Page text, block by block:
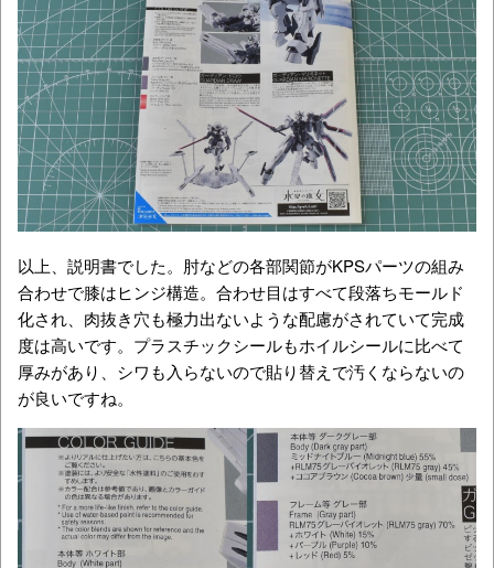
以上、説明書でした。肘などの各部関節がKPSパーツの組み
合わせで膝はヒンジ構造。合わせ目はすべて段落ちモールド
化され、肉抜き穴も極力出ないような配慮がされていて完成
度は高いです。プラスチックシールもホイルシールに比べて
厚みがあり、シワも入らないので貼り替えで汚くならないの
が良いですね。